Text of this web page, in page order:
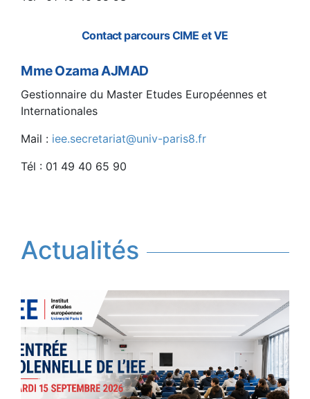
Contact parcours CIME et VE
Mme Ozama AJMAD
Gestionnaire du Master Etudes Européennes et
Internationales
Mail : iee.secretariat@univ-paris8.fr
Tél : 01 49 40 65 90
Actualités